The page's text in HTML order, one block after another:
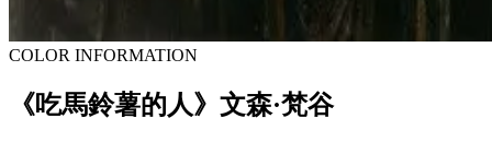
COLOR INFORMATION
《吃馬鈴薯的人》文森·梵谷